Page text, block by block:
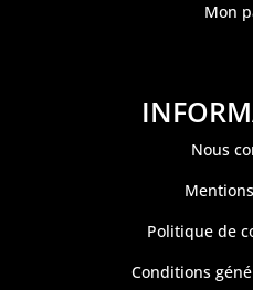
Mon
Nous
Politique de
Conditions